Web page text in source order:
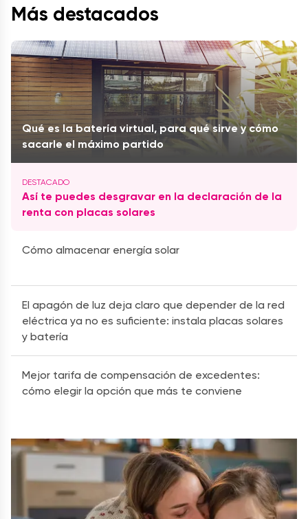
Más destacados
Qué es la batería virtual, para qué sirve y cómo
sacarle el máximo partido
Así te puedes desgravar en la declaración de la
renta con placas solares
Cómo almacenar energía solar
El apagón de luz deja claro que depender de la red
eléctrica ya no es suficiente: instala placas solares
y batería
Mejor tarifa de compensación de excedentes:
cómo elegir la opción que más te conviene